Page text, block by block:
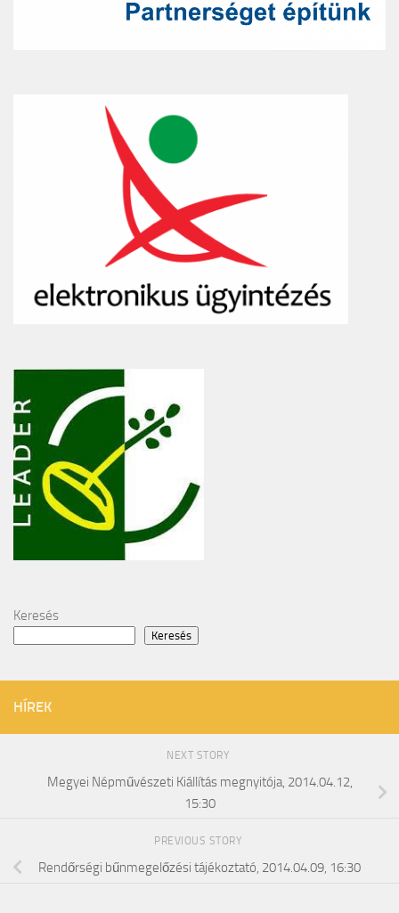
Keresés
Keresés
HÍREK
NEXT STORY
Megyei Népművészeti Kiállítás megnyitója, 2014.04.12,
15:30
PREVIOUS STORY
Rendőrségi bűnmegelőzési tájékoztató, 2014.04.09, 16:30